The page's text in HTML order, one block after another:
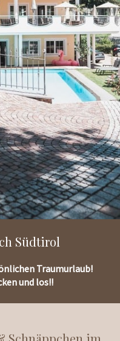
Südtirol
Traumurlaub!
und los!!